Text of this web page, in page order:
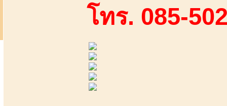
โทร. 085-